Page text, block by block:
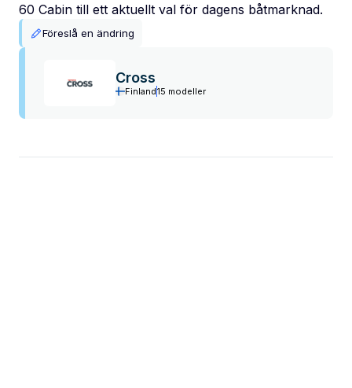
60 Cabin till ett aktuellt val för dagens båtmarknad.
Föreslå en ändring
Cross
Finland15 modeller